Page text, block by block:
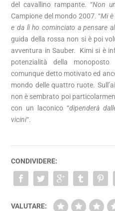
del cavallino rampante. “Non
Campione del mondo 2007. “Mi
e da lì ho cominciato a pensare
guida della rossa non si è poi
avventura in Sauber. Kimi si è
potenzialità della
comunque detto motivato ed
mondo delle quattro ruote.
non è sembrato poi
con un laconico “dipenderà
vicini“.
CONDIVIDERE:
VALUTARE: